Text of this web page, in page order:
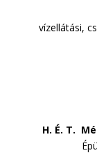
vízellátási,
H. É. T.